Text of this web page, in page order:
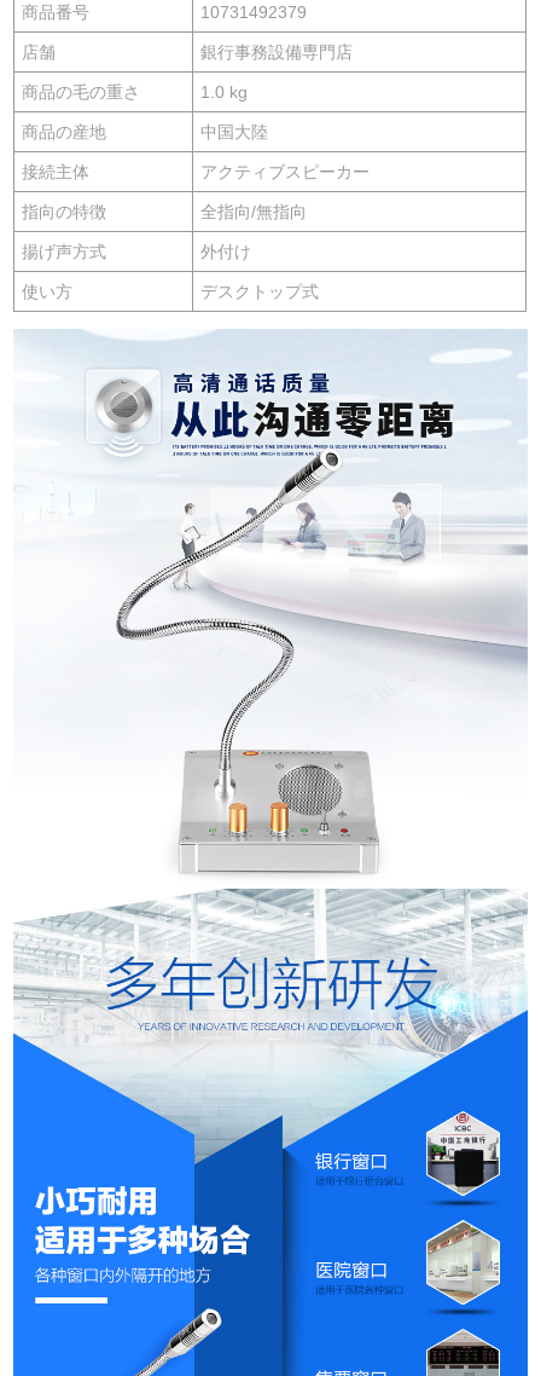
商品番号 10731492379
店舗 銀行事務設備専門店
商品の毛の重さ 1.0 kg
商品の産地 中国大陸
接続主体 アクティブスピーカー
指向の特徴 全指向/無指向
揚げ声方式 外付け
使い方 デスクトップ式